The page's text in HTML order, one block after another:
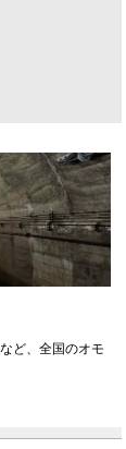
ど、全国のオモ